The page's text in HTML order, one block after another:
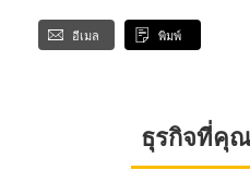
อีเมล พิมพ์
ธุรกิจที่คุ